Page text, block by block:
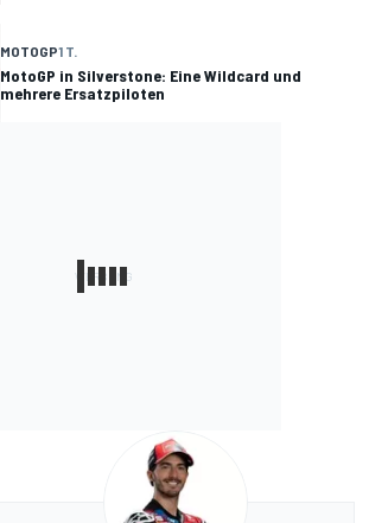
MOTOGP1 T.
MotoGP in Silverstone: Eine Wildcard und
mehrere Ersatzpiloten